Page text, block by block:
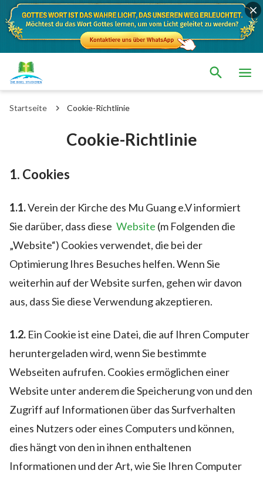
Startseite Cookie-Richtlinie
Cookie-Richtlinie
1. Cookies
1.1.Verein der Kirche des Mu Guang e.V informiert
Sie darüber, dass diese Website (m Folgenden die
„Website“) Cookies verwendet, die bei der
Optimierung Ihres Besuches helfen. Wenn Sie
weiterhin auf der Website surfen, gehen wir davon
aus, dass Sie diese Verwendung akzeptieren.
1.2. Ein Cookie ist eine Datei, die auf Ihren Computer
heruntergeladen wird, wenn Sie bestimmte
Webseiten aufrufen. Cookies ermöglichen einer
Website unter anderem die Speicherung von und den
Zugriff auf Informationen über das Surfverhalten
eines Nutzers oder eines Computers und können,
dies hängt von den in ihnen enthaltenen
Informationen und der Art, wie Sie Ihren Computer